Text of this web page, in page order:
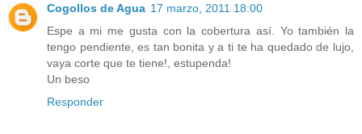
Cogollos de Agua 17 marzo, 2011 18:00
Espe a mi me gusta con la cobertura así. Yo también la
tengo pendiente, es tan bonita y a ti te ha quedado de lujo,
vaya corte que te tiene!, estupenda!
Un beso
Responder